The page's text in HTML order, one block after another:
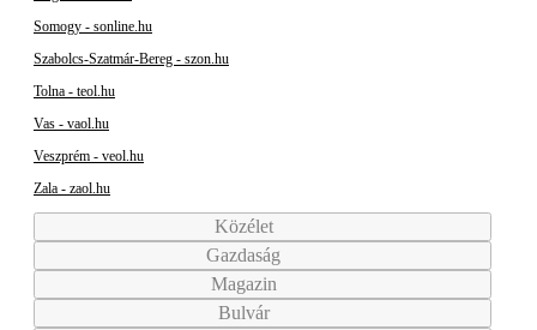
Somogy - sonline.hu
Szabolcs-Szatmár-Bereg - szon.hu
Tolna - teol.hu
Vas - vaol.hu
Veszprém - veol.hu
Zala - zaol.hu
Közélet
Gazdaság
Magazin
Bulvár